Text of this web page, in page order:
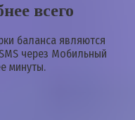
всего
баланса являются
через Мобильный
минуты.